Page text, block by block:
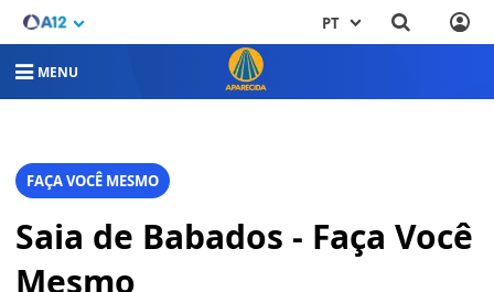
PT
MENU
FAÇA VOCÊ MESMO
Saia de Babados - Faça Você
Mesmo